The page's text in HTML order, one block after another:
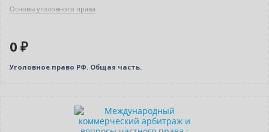
Основы уголовного права
0 ₽
Уголовное право РФ. Общая часть.